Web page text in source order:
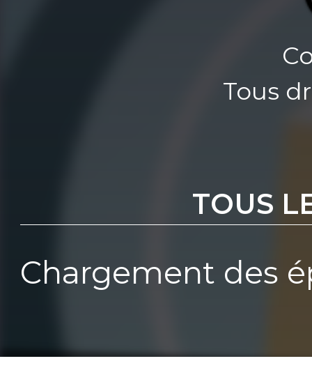
Tous
TOUS
Chargement des